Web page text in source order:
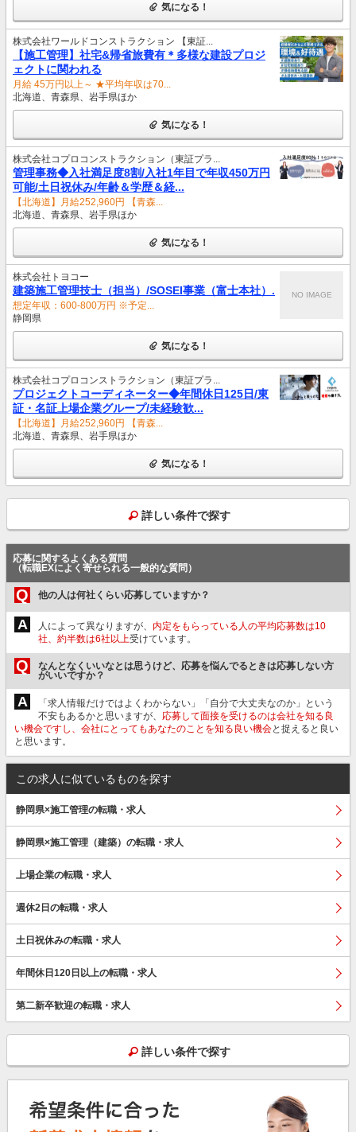
気になる！
株式会社ワールドコンストラクション 【東証...
【施工管理】社宅&帰省旅費有＊多様な建設プロジ
ェクトに関われる
月給 45万円以上～ ★平均年収は70...
北海道、青森県、岩手県ほか
気になる！
株式会社コプロコンストラクション（東証プラ...
管理事務◆入社満足度8割/入社1年目で年収450万円
可能/土日祝休み/年齢＆学歴＆経...
【北海道】月給252,960円 【青森...
北海道、青森県、岩手県ほか
気になる！
株式会社トヨコー
建築施工管理技士（担当）/SOSEI事業（富士本社）.
想定年収：600-800万円 ※予定...
静岡県
NO IMAGE
気になる！
株式会社コプロコンストラクション（東証プラ...
プロジェクトコーディネーター◆年間休日125日/東
証・名証上場企業グループ/未経験歓...
【北海道】月給252,960円 【青森...
北海道、青森県、岩手県ほか
気になる！
詳しい条件で探す
応募に関するよくある質問
（転職EXによく寄せられる一般的な質問）
Q 他の人は何社くらい応募していますか？
A 人によって異なりますが、 内定をもらっている人の平均応募数は10
社、約半数は6社以上受けています。
Q
なんとなくいいなとは思うけど、応募を悩んでるときは応募しない方
がいいですか？
A
「求人情報だけではよくわからない」「自分で大丈夫なのか」という
不安もあるかと思いますが、 応募して面接を受けるのは会社を知る良
い機会ですし、会社にとってもあなたのことを知る良い機会と捉えると良い
と思います。
この求人に似ているものを探す
静岡県×施工管理の転職・求人
静岡県×施工管理（建築）の転職・求人
上場企業の転職・求人
週休2日の転職・求人
土日祝休みの転職・求人
年間休日120日以上の転職・求人
第二新卒歓迎の転職・求人
詳しい条件で探す